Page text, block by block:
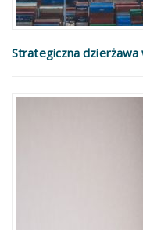
Strategiczna dzierżawa